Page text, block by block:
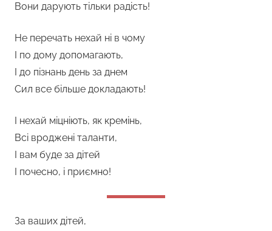
Вони дарують тільки радість!
Не перечать нехай ні в чому
І по дому допомагають,
І до пізнань день за днем
Сил все більше докладають!
І нехай міцніють, як кремінь,
Всі вроджені таланти,
І вам буде за дітей
І почесно, і приємно!
За ваших дітей,